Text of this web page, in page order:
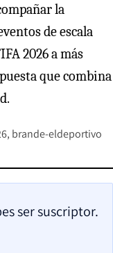
la
de escala
2026 a más
que combina
brande-eldeportivo
ser suscriptor.